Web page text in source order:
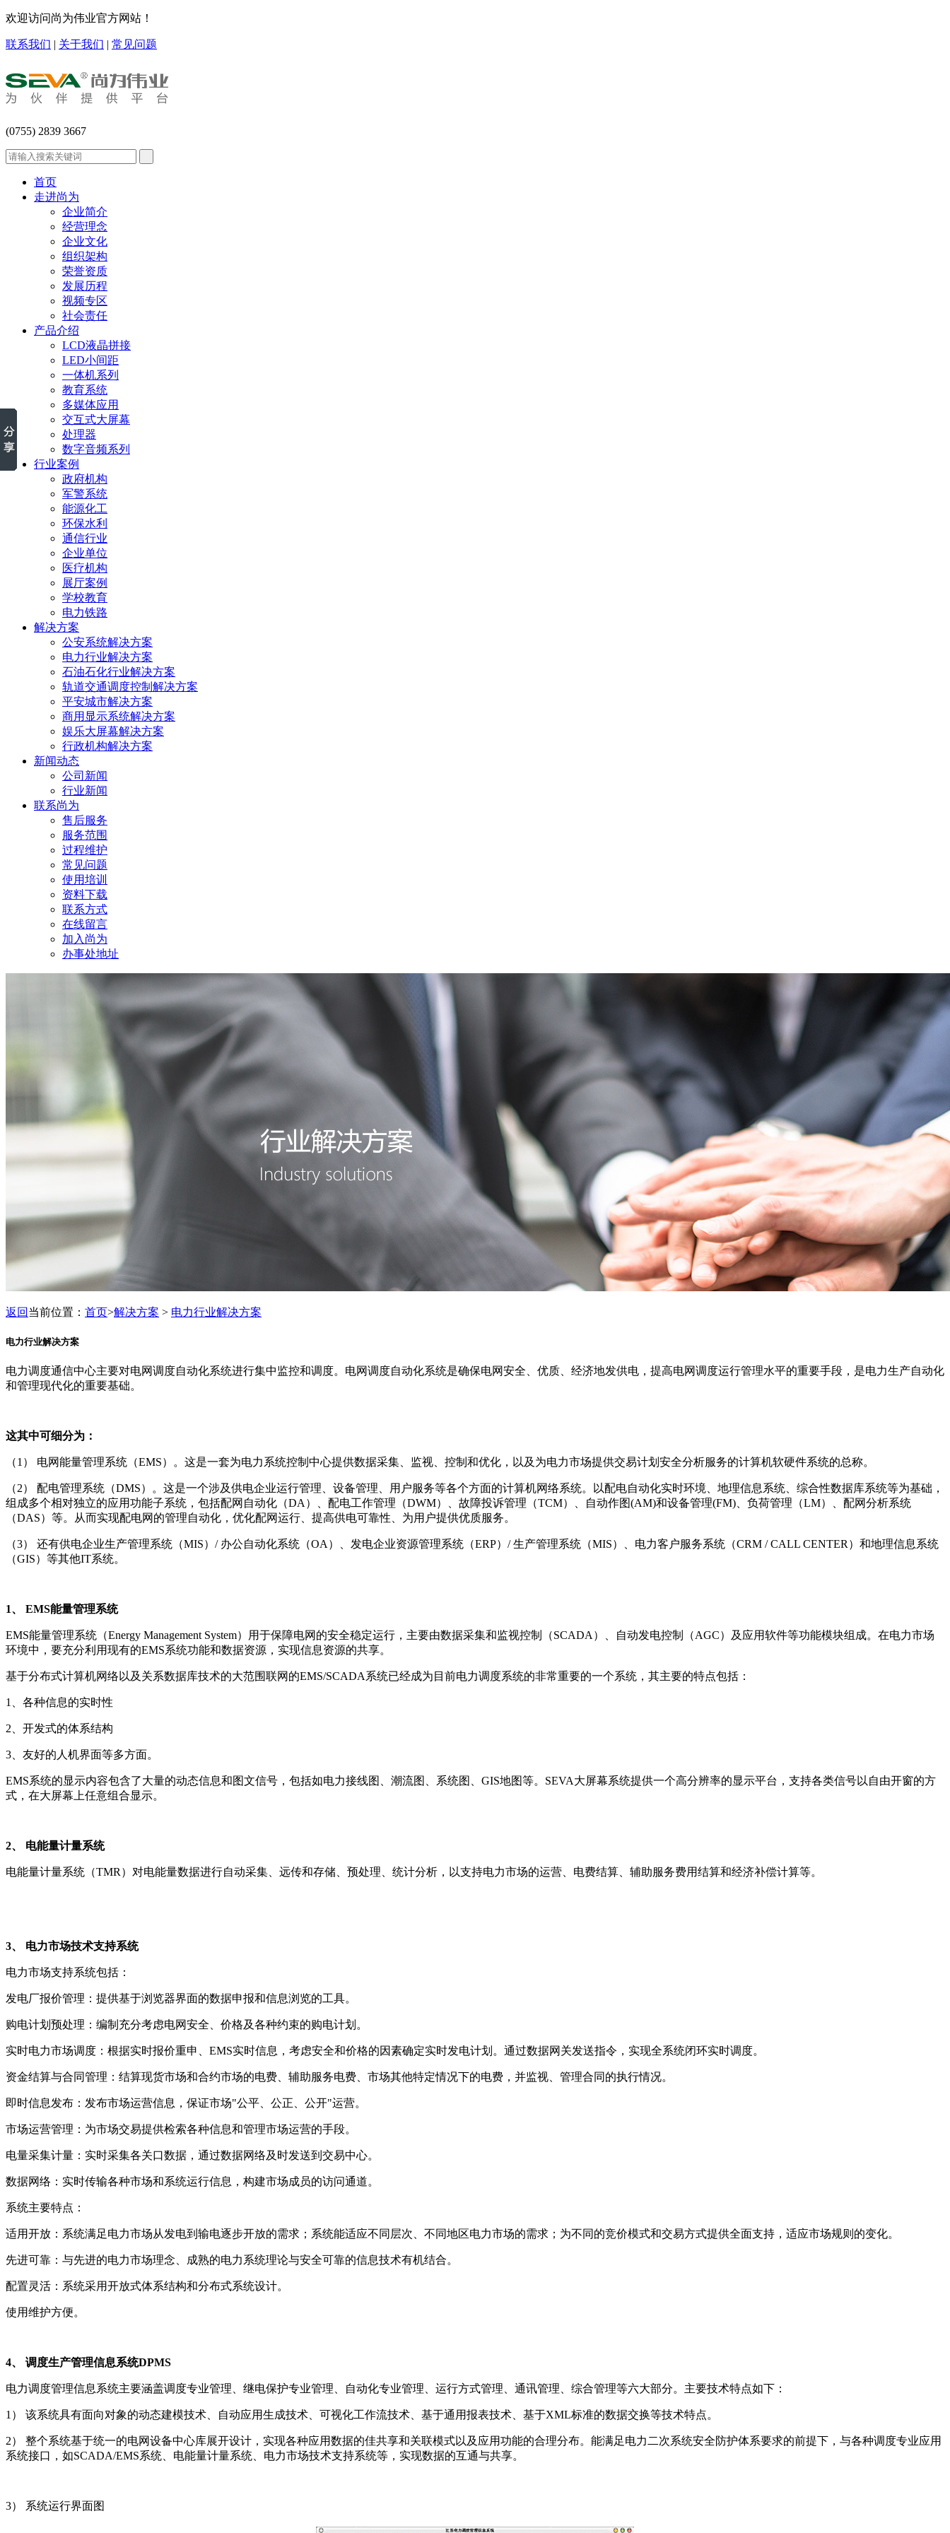
欢迎访问尚为伟业官方网站！
联系我们 | 关于我们 | 常见问题
(0755) 2839 3667
首页
走进尚为
企业简介
经营理念
企业文化
组织架构
荣誉资质
发展历程
视频专区
社会责任
产品介绍
LCD液晶拼接
LED小间距
一体机系列
教育系统
多媒体应用
交互式大屏幕
处理器
数字音频系列
行业案例
政府机构
军警系统
能源化工
环保水利
通信行业
企业单位
医疗机构
展厅案例
学校教育
电力铁路
解决方案
公安系统解决方案
电力行业解决方案
石油石化行业解决方案
轨道交通调度控制解决方案
平安城市解决方案
商用显示系统解决方案
娱乐大屏幕解决方案
行政机构解决方案
新闻动态
公司新闻
行业新闻
联系尚为
售后服务
服务范围
过程维护
常见问题
使用培训
资料下载
联系方式
在线留言
加入尚为
办事处地址
返回 当前位置： 首页>解决方案 > 电力行业解决方案
电力行业解决方案
电力调度通信中心主要对电网调度自动化系统进行集中监控和调度。电网调度自动化系统是确保电网安全、优质、经济地发供电，提高电网调度运行管理水平的重要手段，是电力生产自动化
和管理现代化的重要基础。
这其中可细分为：
（1） 电网能量管理系统（EMS）。这是一套为电力系统控制中心提供数据采集、监视、控制和优化，以及为电力市场提供交易计划安全分析服务的计算机软硬件系统的总称。
（2） 配电管理系统（DMS）。这是一个涉及供电企业运行管理、设备管理、用户服务等各个方面的计算机网络系统。以配电自动化实时环境、地理信息系统、综合性数据库系统等为基础，
组成多个相对独立的应用功能子系统，包括配网自动化（DA）、配电工作管理（DWM）、故障投诉管理（TCM）、自动作图(AM)和设备管理(FM)、负荷管理（LM）、配网分析系统
（DAS）等。从而实现配电网的管理自动化，优化配网运行、提高供电可靠性、为用户提供优质服务。
（3） 还有供电企业生产管理系统（MIS）/ 办公自动化系统（OA）、发电企业资源管理系统（ERP）/ 生产管理系统（MIS）、电力客户服务系统（CRM / CALL CENTER）和地理信息系统
（GIS）等其他IT系统。
1、 EMS能量管理系统
EMS能量管理系统（Energy Management System）用于保障电网的安全稳定运行，主要由数据采集和监视控制（SCADA）、自动发电控制（AGC）及应用软件等功能模块组成。在电力市场
环境中，要充分利用现有的EMS系统功能和数据资源，实现信息资源的共享。
基于分布式计算机网络以及关系数据库技术的大范围联网的EMS/SCADA系统已经成为目前电力调度系统的非常重要的一个系统，其主要的特点包括：
1、各种信息的实时性
2、开发式的体系结构
3、友好的人机界面等多方面。
EMS系统的显示内容包含了大量的动态信息和图文信号，包括如电力接线图、潮流图、系统图、GIS地图等。SEVA大屏幕系统提供一个高分辨率的显示平台，支持各类信号以自由开窗的方
式，在大屏幕上任意组合显示。
2、 电能量计量系统
电能量计量系统（TMR）对电能量数据进行自动采集、远传和存储、预处理、统计分析，以支持电力市场的运营、电费结算、辅助服务费用结算和经济补偿计算等。
3、 电力市场技术支持系统
电力市场支持系统包括：
发电厂报价管理：提供基于浏览器界面的数据申报和信息浏览的工具。
购电计划预处理：编制充分考虑电网安全、价格及各种约束的购电计划。
实时电力市场调度：根据实时报价重申、EMS实时信息，考虑安全和价格的因素确定实时发电计划。通过数据网关发送指令，实现全系统闭环实时调度。
资金结算与合同管理：结算现货市场和合约市场的电费、辅助服务电费、市场其他特定情况下的电费，并监视、管理合同的执行情况。
即时信息发布：发布市场运营信息，保证市场"公平、公正、公开"运营。
市场运营管理：为市场交易提供检索各种信息和管理市场运营的手段。
电量采集计量：实时采集各关口数据，通过数据网络及时发送到交易中心。
数据网络：实时传输各种市场和系统运行信息，构建市场成员的访问通道。
系统主要特点：
适用开放：系统满足电力市场从发电到输电逐步开放的需求；系统能适应不同层次、不同地区电力市场的需求；为不同的竞价模式和交易方式提供全面支持，适应市场规则的变化。
先进可靠：与先进的电力市场理念、成熟的电力系统理论与安全可靠的信息技术有机结合。
配置灵活：系统采用开放式体系结构和分布式系统设计。
使用维护方便。
4、 调度生产管理信息系统DPMS
电力调度管理信息系统主要涵盖调度专业管理、继电保护专业管理、自动化专业管理、运行方式管理、通讯管理、综合管理等六大部分。主要技术特点如下：
1） 该系统具有面向对象的动态建模技术、自动应用生成技术、可视化工作流技术、基于通用报表技术、基于XML标准的数据交换等技术特点。
2） 整个系统基于统一的电网设备中心库展开设计，实现各种应用数据的佳共享和关联模式以及应用功能的合理分布。能满足电力二次系统安全防护体系要求的前提下，与各种调度专业应用
系统接口，如SCADA/EMS系统、电能量计量系统、电力市场技术支持系统等，实现数据的互通与共享。
3） 系统运行界面图